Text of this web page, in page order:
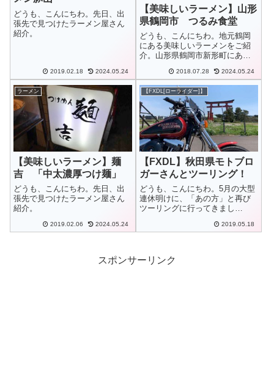
どうも、こんにちわ。先日、出
張先で見つけたラーメン屋さん
紹介。
2019.02.18 2024.05.24
【美味しいラーメン】山形
県鶴岡市 つるみ食堂
どうも、こんにちわ。地元鶴岡
にある美味しいラーメンをご紹
介。山形県鶴岡市新形町にある
めて行ってきました。
2018.07.28 2024.05.24
ラーメン
【美味しいラーメン】麺
吉 「中太濃厚つけ麺」
どうも、こんにちわ。先日、出
張先で見つけたラーメン屋さん
紹介。
2019.02.06 2024.05.24
【FXDL[ローライダー]】
【FXDL】秋田県モトブロ
ガーさんとツーリング！
どうも、こんにちわ。5月の大型
連休明けに、「あの方」と再び
ツーリングに行ってきまし
2019.05.18
スポンサーリンク